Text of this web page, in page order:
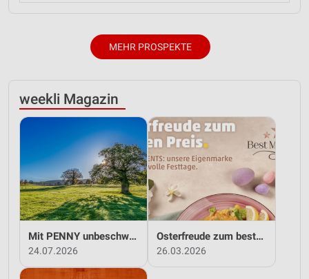
MEHR PROSPEKTE
weekli Magazin
Mit PENNY unbeschwert in den Sommer!
24.07.2026
Osterfreude zum besten Preis - mit PENNY!
26.03.2026